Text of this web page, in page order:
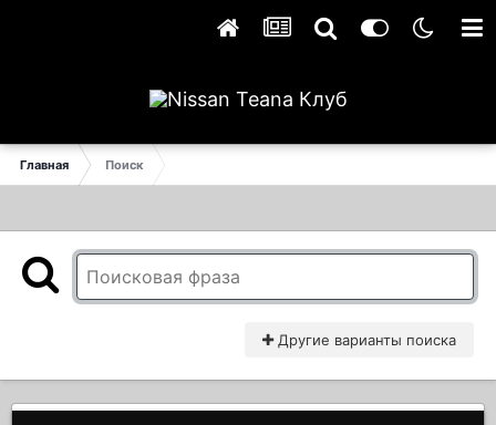
Главная Поиск
Другие варианты поиска